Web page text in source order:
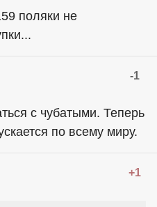
поляки не
-1
с чубатыми. Теперь
по всему миру.
+1